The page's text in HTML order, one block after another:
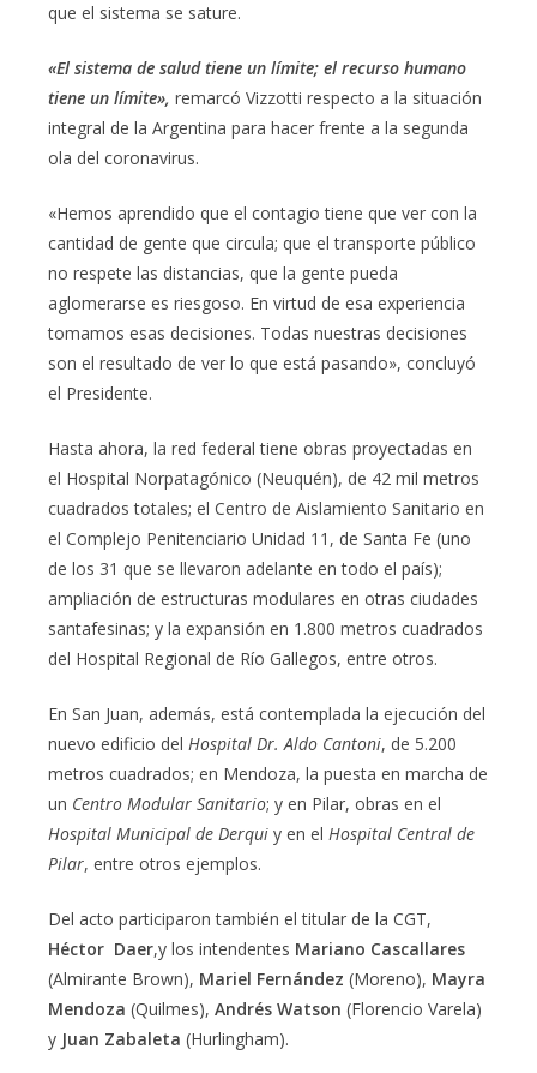
que el sistema se sature.
«El sistema de salud tiene un límite; el recurso humano
tiene un límite», remarcó Vizzotti respecto a la situación
integral de la Argentina para hacer frente a la segunda
ola del coronavirus.
«Hemos aprendido que el contagio tiene que ver con la
cantidad de gente que circula; que el transporte público
no respete las distancias, que la gente pueda
aglomerarse es riesgoso. En virtud de esa experiencia
tomamos esas decisiones. Todas nuestras decisiones
son el resultado de ver lo que está pasando», concluyó
el Presidente.
Hasta ahora, la red federal tiene obras proyectadas en
el Hospital Norpatagónico (Neuquén), de 42 mil metros
cuadrados totales; el Centro de Aislamiento Sanitario en
el Complejo Penitenciario Unidad 11, de Santa Fe (uno
de los 31 que se llevaron adelante en todo el país);
ampliación de estructuras modulares en otras ciudades
santafesinas; y la expansión en 1.800 metros cuadrados
del Hospital Regional de Río Gallegos, entre otros.
En San Juan, además, está contemplada la ejecución del
nuevo edificio del Hospital Dr. Aldo Cantoni, de 5.200
metros cuadrados; en Mendoza, la puesta en marcha de
un Centro Modular Sanitario; y en Pilar, obras en el
Hospital Municipal de Derqui y en el Hospital Central de
Pilar, entre otros ejemplos.
Del acto participaron también el titular de la CGT,
Héctor Daer,y los intendentes Mariano Cascallares
(Almirante Brown), Mariel Fernández (Moreno), Mayra
Mendoza (Quilmes), Andrés Watson (Florencio Varela)
y Juan Zabaleta (Hurlingham).